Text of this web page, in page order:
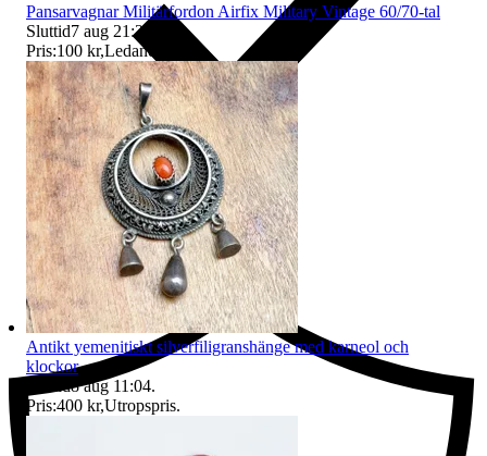
Ersättning om du inte får din vara
Pansarvagnar Militärfordon Airfix Military Vintage 60/70-tal
Sluttid7 aug 21:20
Pris:100 kr,Ledande bud
Antikt yemenitiskt silverfiligranshänge med karneol och
klockor
Sluttid8 aug 11:04.
Pris:400 kr,Utropspris.